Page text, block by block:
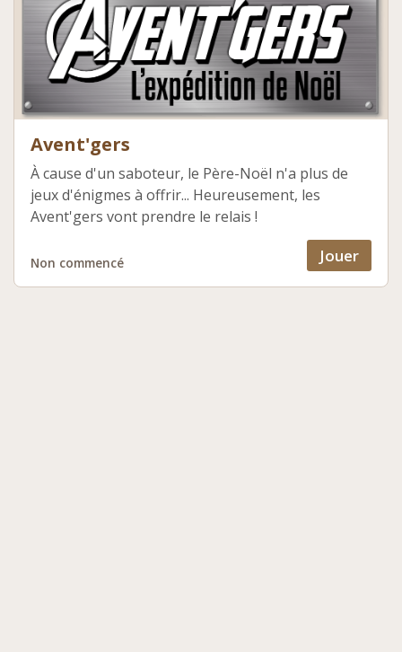
Avent'gers
À cause d'un saboteur, le Père-Noël n'a plus de
jeux d'énigmes à offrir... Heureusement, les
Avent'gers vont prendre le relais !
Non commencé Jouer